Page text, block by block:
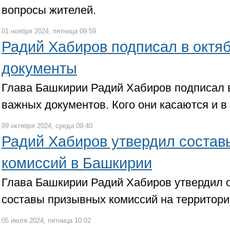
вопросы жителей.
01 ноября 2024, пятница 09:59
Радий Хабиров подписал в
документы
Глава Башкирии Радий Хабиров подписал
важных документов. Кого они касаются и
09 октября 2024, среда 09:40
Радий Хабиров утвердил
комиссий в Башкирии
Глава Башкирии Радий Хабиров утвердил
составы призывных комиссий на
05 июля 2024, пятница 10:02